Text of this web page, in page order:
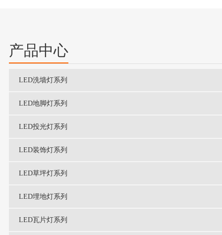
产品中心
LED洗墙灯系列
LED地脚灯系列
LED投光灯系列
LED装饰灯系列
LED草坪灯系列
LED埋地灯系列
LED瓦片灯系列